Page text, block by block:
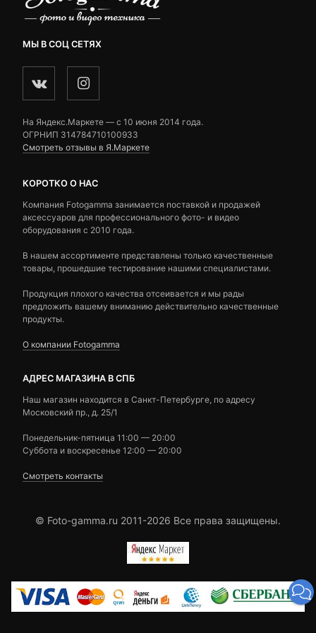
МЫ В СОЦ СЕТЯХ
На Яндекс.Маркете — c 10 июня 2014 года.
ОГРНИП 314784710100933
Смотреть отзывы в Я.Маркете
КОРОТКО О НАС
Компания Fotogamma занимается поставкой и продажей
аксессуаров для профессионального фото- и видео
оборудования с 2010 года.
В нашем ассортименте представлены только качественные
товары, прошедшие тестирование нашими специалистами.
Продукция плохого качества отсеивается и мы рады
предложить вашему вниманию действительно качественные
продукты.
О компании Fotogamma
АДРЕС МАГАЗИНА В СПБ
Наш магазин находится в Санкт-Петербурге, по адресу
Московский пр., д. 25/1
Понедельник-пятница 11:00 — 20:00
Суббота и воскресенье 12:00 — 20:00
Смотреть контакты
© Foto-gamma.ru 2011-2026 Все права защищены.